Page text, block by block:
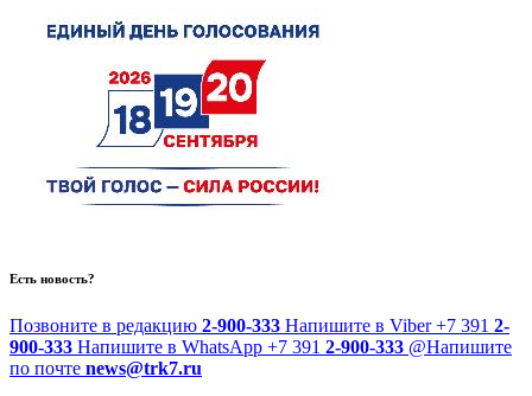
Есть новость?
Позвоните в редакцию 2-900-333 Напишите в Viber +7 391 2-
900-333 Напишите в WhatsApp +7 391 2-900-333 @Напишите
по почте news@trk7.ru